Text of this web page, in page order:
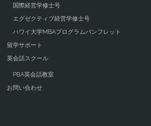
国際経営学修士号
エグゼクティブ経営学修士号
ハワイ大学MBAプログラムパンフレット
留学サポート
英会話スクール
PBA英会話教室
お問い合わせ